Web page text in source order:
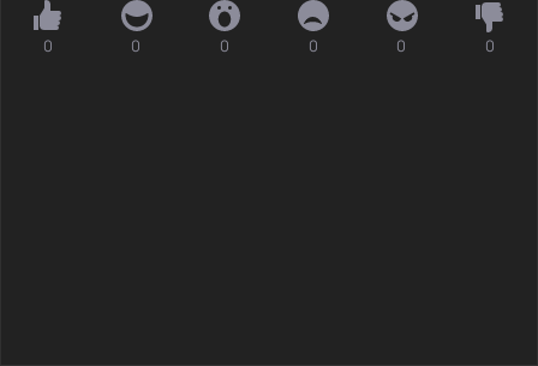
0 0 0 0 0 0